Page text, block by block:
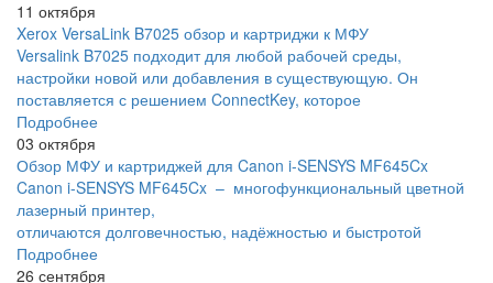
11 октября
Xerox VersaLink B7025 обзор и картриджи к МФУ
Versalink B7025 подходит для любой рабочей среды,
настройки новой или добавления в существующую. Он
поставляется с решением ConnectKey, которое
Подробнее
03 октября
Обзор МФУ и картриджей для Canon i-SENSYS MF645Cx
Canon i-SENSYS MF645Cx – многофункциональный цветной
лазерный принтер,
отличаются долговечностью, надёжностью и быстротой
Подробнее
26 сентября